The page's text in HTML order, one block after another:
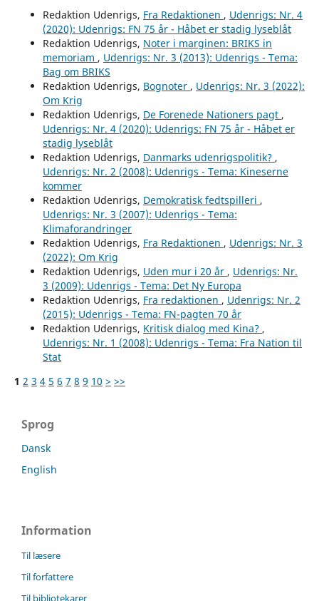
Redaktion Udenrigs, Fra Redaktionen , Udenrigs: Nr. 4
(2020): Udenrigs: FN 75 år - Håbet er stadig lyseblåt
Redaktion Udenrigs, Noter i marginen: BRIKS in
memoriam , Udenrigs: Nr. 3 (2013): Udenrigs - Tema:
Bag om BRIKS
Redaktion Udenrigs, Bognoter , Udenrigs: Nr. 3 (2022):
Om Krig
Redaktion Udenrigs, De Forenede Nationers pagt ,
Udenrigs: Nr. 4 (2020): Udenrigs: FN 75 år - Håbet er
stadig lyseblåt
Redaktion Udenrigs, Danmarks udenrigspolitik? ,
Udenrigs: Nr. 2 (2008): Udenrigs - Tema: Kineserne
kommer
Redaktion Udenrigs, Demokratisk fedtspilleri ,
Udenrigs: Nr. 3 (2007): Udenrigs - Tema:
Klimaforandringer
Redaktion Udenrigs, Fra Redaktionen , Udenrigs: Nr. 3
(2022): Om Krig
Redaktion Udenrigs, Uden mur i 20 år , Udenrigs: Nr.
3 (2009): Udenrigs - Tema: Det Ny Europa
Redaktion Udenrigs, Fra redaktionen , Udenrigs: Nr. 2
(2015): Udenrigs - Tema: FN-pagten 70 år
Redaktion Udenrigs, Kritisk dialog med Kina? ,
Udenrigs: Nr. 1 (2008): Udenrigs - Tema: Fra Nation til
Stat
1 2 3 4 5 6 7 8 9 10 > >>
Sprog
Dansk
English
Information
Til læsere
Til forfattere
Til bibliotekarer